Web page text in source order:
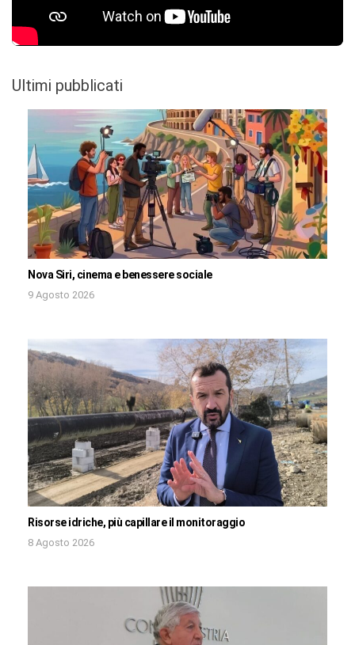
Ultimi pubblicati
Nova Siri, cinema e benessere sociale
9 Agosto 2026
Risorse idriche, più capillare il monitoraggio
8 Agosto 2026